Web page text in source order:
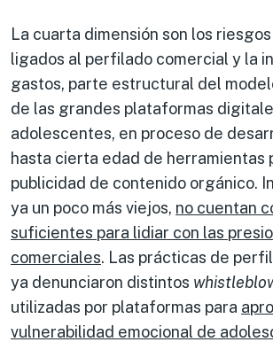
La cuarta dimensión son los
ligados al perfilado comercial y la
gastos, parte estructural del
de las grandes plataformas
adolescentes, en proceso de
hasta cierta edad de herramientas
publicidad de contenido orgánico.
ya un poco más viejos, no cuentan
suficientes para lidiar con las
comerciales. Las prácticas de
ya denunciaron distintos
utilizadas por plataformas para
vulnerabilidad emocional de